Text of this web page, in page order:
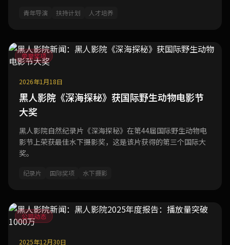
青年导演 扶持计划 人才培养
荣誉奖项
2026年1月18日
黑人影院《深海探秘》获国际野生动物电影节
大奖
黑人影院自然纪录片《深海探秘》在第44届国际野生动物电
影节上荣获最佳水下摄影奖，这是该片获得的第三个国际大
奖。
纪录片 国际奖项 水下摄影
公司动态
2025年12月30日